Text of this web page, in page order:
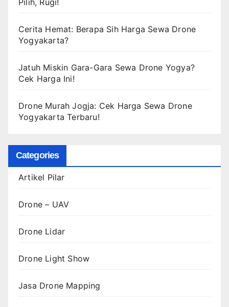
Cerita Hemat: Berapa Sih Harga Sewa Drone
Yogyakarta?
Jatuh Miskin Gara-Gara Sewa Drone Yogya?
Cek Harga Ini!
Drone Murah Jogja: Cek Harga Sewa Drone
Yogyakarta Terbaru!
Categories
Artikel Pilar
Drone – UAV
Drone Lidar
Drone Light Show
Jasa Drone Mapping